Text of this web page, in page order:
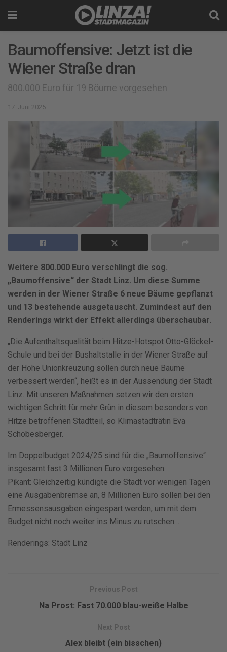
Baumoffensive: Jetzt ist die
Wiener Straße dran
800.000 Euro für 19 Böume vorgesehen
17. Juni 2025
Weitere 800.000 Euro verschlingt die sog.
„Baumoffensive“ der Stadt Linz. Um diese Summe
werden in der Wiener Straße 6 neue Bäume gepflanzt
und 13 bestehende ausgetauscht. Zumindest auf den
Renderings wirkt der Effekt allerdings überschaubar.
„Die Aufenthaltsqualität beim Hitze-Hotspot Otto-Glöckel-
Schule und bei der Bushaltstalle in der Wiener Straße auf
der Höhe Unionkreuzung sollen durch neue Bäume
verbessert werden“, heißt es in der Aussendung der Stadt
Linz. Mit unseren Maßnahmen setzen wir den ersten
wichtigen Schritt für mehr Grün in diesem besonders von
Hitze betroffenen Stadtteil, so Klimastadträtin Eva
Schobesberger.
Im Doppelbudget 2024/25 sind für die „Baumoffensive“
insgesamt fast 3 Millionen Euro vorgesehen.
Pikant: Gleichzeitig kündigte die Stadt vor wenigen Tagen
eine Ausgabenbremse an, 8 Millionen Euro sollen bei den
Ermessensausgaben eingespart werden, um mit dem
Budget nicht noch weiter ins Minus zu rutschen…
Renderings: Stadt Linz
Previous Post
Na Prost: Fast 70.000 blau-weiße Halbe
Next Post
Alex bleibt (ein bisschen)